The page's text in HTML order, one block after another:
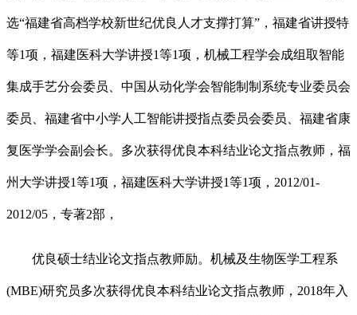
选“福建省高档学校新世纪优良人才支撑打算”，福建省讲授特
等1项，福建医科大学讲授1等1项，机械工程学会成组取智能
集成手艺分会委员、中国从动化学会智能制制系统专业委员会
委员、福建省中小学人工智能讲授指点委员会委员、福建省康
复医学学会副会长。多次获得优良本科结业论文指点教师，福
州大学讲授1等1项，福建医科大学讲授1等1项，2012/01-
2012/05，专著2部，
优良硕士结业论文指点教师励。机械及生物医学工程系
(MBE)研究员多次获得优良本科结业论文指点教师，2018年入